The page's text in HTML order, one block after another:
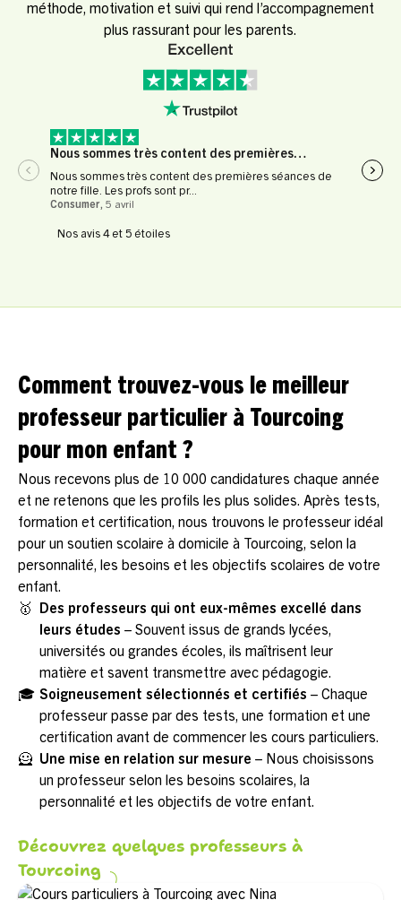
méthode, motivation et suivi qui rend l’accompagnement
plus rassurant pour les parents.
Nous sommes très content des premières…
Nous sommes très content des premières séances de
notre fille. Les profs sont pr...
Consumer, 5 avril
Nos avis 4 et 5 étoiles
Comment trouvez-vous le meilleur
professeur particulier à Tourcoing
pour mon enfant ?
Nous recevons plus de 10 000 candidatures chaque année
et ne retenons que les profils les plus solides. Après tests,
formation et certification, nous trouvons le professeur idéal
pour un soutien scolaire à domicile à Tourcoing, selon la
personnalité, les besoins et les objectifs scolaires de votre
enfant.
🥇
Des professeurs qui ont eux-mêmes excellé dans
leurs études – Souvent issus de grands lycées,
universités ou grandes écoles, ils maîtrisent leur
matière et savent transmettre avec pédagogie.
🎓 Soigneusement sélectionnés et certifiés – Chaque
professeur passe par des tests, une formation et une
certification avant de commencer les cours particuliers.
🦸 Une mise en relation sur mesure – Nous choisissons
un professeur selon les besoins scolaires, la
personnalité et les objectifs de votre enfant.
Découvrez quelques professeurs à
Tourcoing